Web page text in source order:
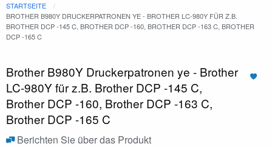
STARTSEITE
BROTHER B980Y DRUCKERPATRONEN YE - BROTHER LC-980Y FÜR Z.B.
BROTHER DCP -145 C, BROTHER DCP -160, BROTHER DCP -163 C, BROTHER
DCP -165 C
Brother B980Y Druckerpatronen ye - Brother
LC-980Y für z.B. Brother DCP -145 C,
Brother DCP -160, Brother DCP -163 C,
Brother DCP -165 C
Berichten Sie über das Produkt